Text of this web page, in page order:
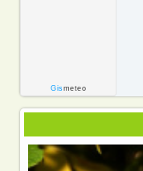
Gismeteo